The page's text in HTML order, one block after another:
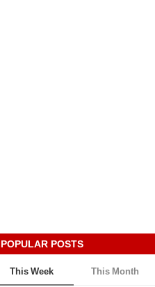
POPULAR POSTS
This Week This Month